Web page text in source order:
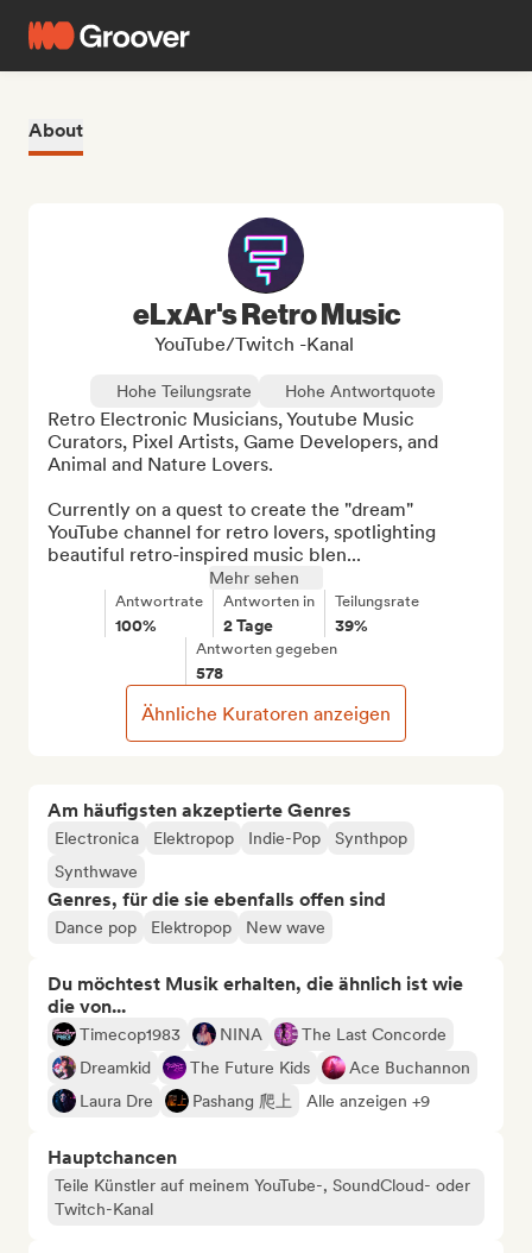
About
Am häufigsten akzeptierte Genres
Electronica Elektropop Indie-Pop
Synthpop
Synthwave
Genres, für die sie ebenfalls offen sind
Dance pop Elektropop New wave
Du möchtest Musik erhalten, die ähnlich ist wie
die von...
Timecop1983 NINA
The Last Concorde
Dreamkid
The Future Kids
Ace Buchannon
Laura Dre
Pashang 爬上 Alle anzeigen +9
Hauptchancen
Teile Künstler auf meinem YouTube-, SoundCloud- oder
Twitch-Kanal
eLxAr's Retro Music
YouTube/Twitch -Kanal
Hohe Teilungsrate Hohe Antwortquote
Retro Electronic Musicians, Youtube Music
Curators, Pixel Artists, Game Developers, and
Animal and Nature Lovers.
Currently on a quest to create the "dream"
YouTube channel for retro lovers, spotlighting
beautiful retro-inspired music blen...
Mehr sehen
Antwortrate
100%
Antworten in
2 Tage
Teilungsrate
39%
Antworten gegeben
578
Ähnliche Kuratoren anzeigen